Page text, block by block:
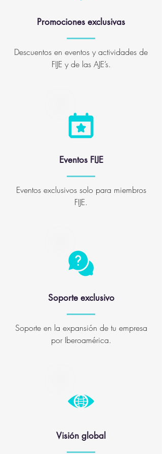
Promociones exclusivas
Descuentos en eventos y actividades de
FIJE y de las AJE’s.
Eventos FIJE
Eventos exclusivos solo para miembros
FIJE.
Soporte exclusivo
Soporte en la expansión de tu empresa
por Iberoamérica.
Visión global